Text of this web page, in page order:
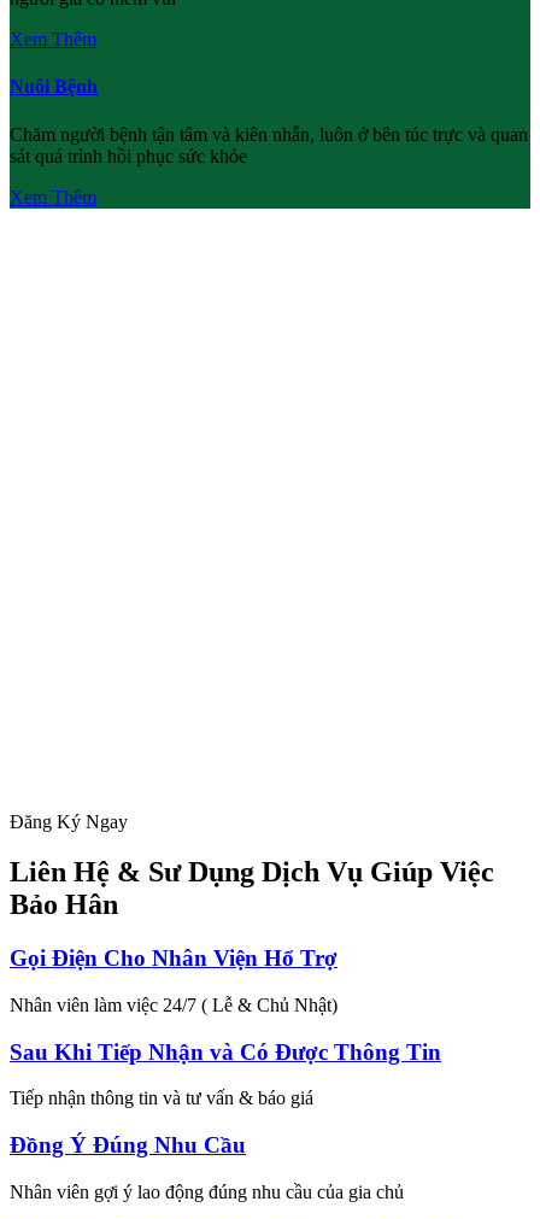
Xem Thêm
Nuôi Bệnh
Chăm người bệnh tận tâm và kiên nhẫn, luôn ở bên túc trực và quan
sát quá trình hồi phục sức khỏe
Xem Thêm
Đăng Ký Ngay
Liên Hệ & Sư Dụng Dịch Vụ Giúp Việc
Bảo Hân
Gọi Điện Cho Nhân Viện Hổ Trợ
Nhân viên làm việc 24/7 ( Lễ & Chủ Nhật)
Sau Khi Tiếp Nhận và Có Được Thông Tin
Tiếp nhận thông tin và tư vấn & báo giá
Đồng Ý Đúng Nhu Cầu
Nhân viên gợi ý lao động đúng nhu cầu của gia chủ